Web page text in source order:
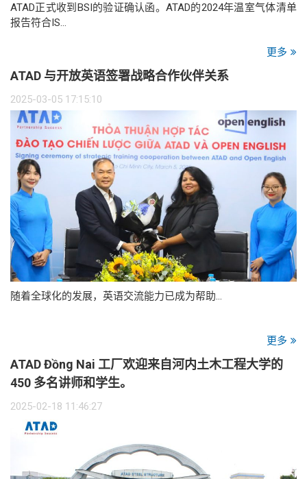
ATAD正式收到BSI的验证确认函。ATAD的2024年温室气体清单
报告符合IS…
更多
ATAD 与开放英语签署战略合作伙伴关系
2025-03-05 17:15:10
随着全球化的发展，英语交流能力已成为帮助…
更多
ATAD Đồng Nai 工厂欢迎来自河内土木工程大学的
450 多名讲师和学生。
2025-02-18 11:46:27